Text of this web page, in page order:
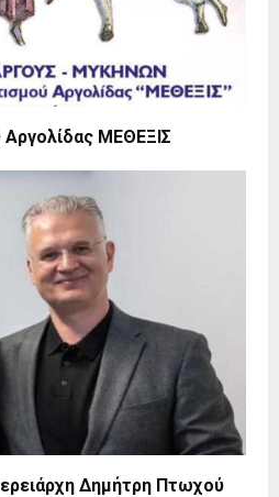
Αργολίδας ΜΕΘΕΞΙΣ
Δημήτρη Πτωχού